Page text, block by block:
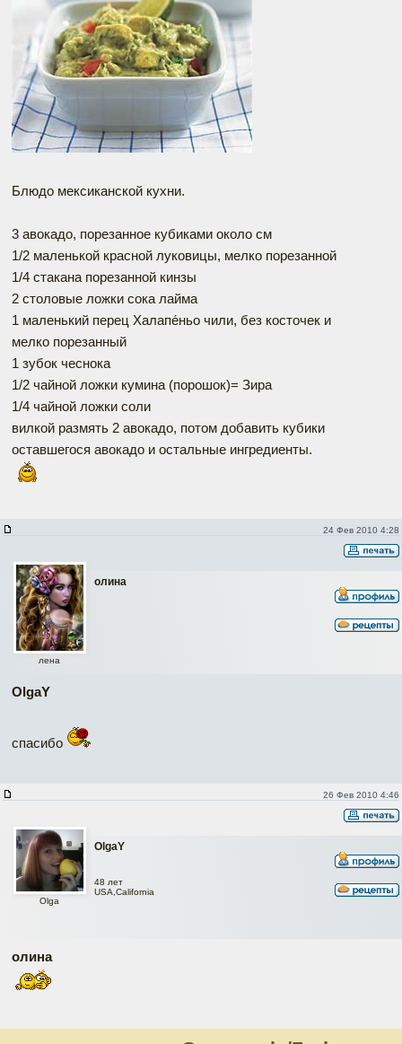
Блюдо мексиканской кухни.
3 авокадо, порезанное кубиками около см
1/2 маленькой красной луковицы, мелко порезанной
1/4 стакана порезанной кинзы
2 столовые ложки сока лайма
1 маленький перец Халапе́ньо чили, без косточек и
мелко порезанный
1 зубок чеснока
1/2 чайной ложки кумина (порошок)= Зира
1/4 чайной ложки соли
вилкой размять 2 авокадо, потом добавить кубики
оставшегося авокадо и остальные ингредиенты.
24 Фев 2010 4:28
олина
лена
OlgaY
спасибо
26 Фев 2010 4:46
OlgaY
Olga
48 лет
USA,California
олина